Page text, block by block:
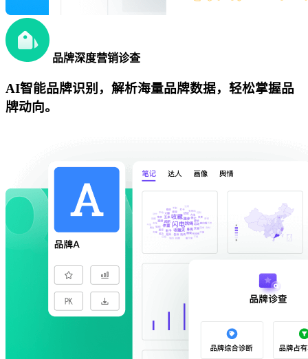
品牌深度营销诊查
AI智能品牌识别，解析海量品牌数据，轻松掌握品
牌动向。